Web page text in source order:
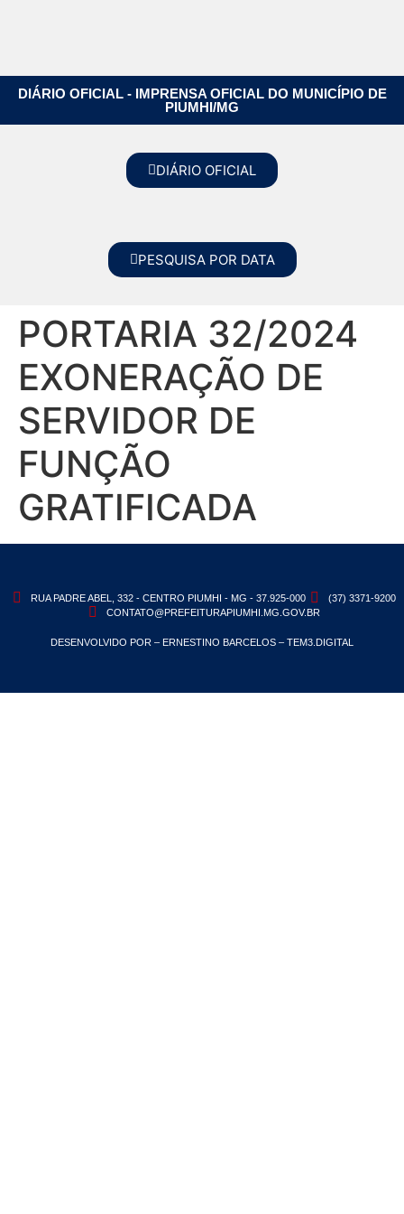
DIÁRIO OFICIAL - IMPRENSA OFICIAL DO MUNICÍPIO DE
PIUMHI/MG
DIÁRIO OFICIAL
PESQUISA POR DATA
PORTARIA 32/2024
EXONERAÇÃO DE
SERVIDOR DE
FUNÇÃO
GRATIFICADA
RUA PADRE ABEL, 332 - CENTRO PIUMHI - MG - 37.925-000
(37) 3371-9200
CONTATO@PREFEITURAPIUMHI.MG.GOV.BR
DESENVOLVIDO POR – ERNESTINO BARCELOS – TEM3.DIGITAL